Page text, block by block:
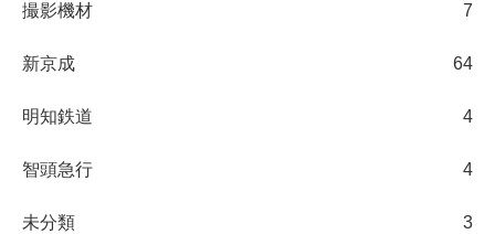
撮影機材 7
新京成 64
明知鉄道 4
智頭急行 4
未分類 3